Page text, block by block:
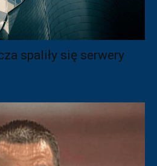
spaliły się serwery